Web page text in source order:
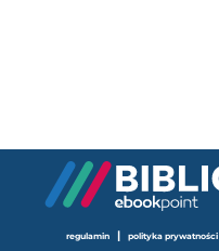
regulamin | polityka prywatności